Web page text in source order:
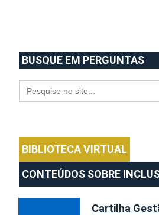
BUSQUE EM PERGUNTAS
Search
for:
BIBLIOTECA VIRTUAL
CONTEÚDOS SOBRE
Cartilha